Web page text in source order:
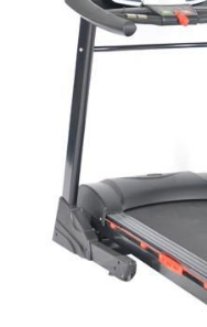
Accesorii inot
Genti si rucsacuri
Tricouri, pantaloni, bluze
Costume profesionale inot